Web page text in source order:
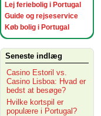
Lej feriebolig i Portugal
Guide og rejseservice
Køb bolig i Portugal
Seneste indlæg
Casino Estoril vs.
Casino Lisboa: Hvad er
bedst at besøge?
Hvilke kortspil er
populære i Portugal?